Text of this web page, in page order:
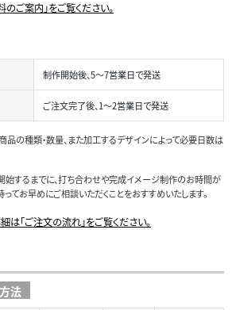
ご案内」をご覧ください。
制作開始後、5～7営業日で発送
ご注文完了後、1～2営業日で発送
の種類・数量、また加工するデザインによって必要日数は
始するまでに、打ち合わせや完成イメージ制作のお時間が
てお早めにご相談いただくことをおすすめいたします。
「ご注文の流れ」をご覧ください。
法